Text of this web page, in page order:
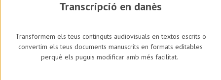
Transcripció en danès
Transformem els teus continguts audiovisuals en textos escrits o
convertim els teus documents manuscrits en formats editables
perquè els puguis modificar amb més facilitat.